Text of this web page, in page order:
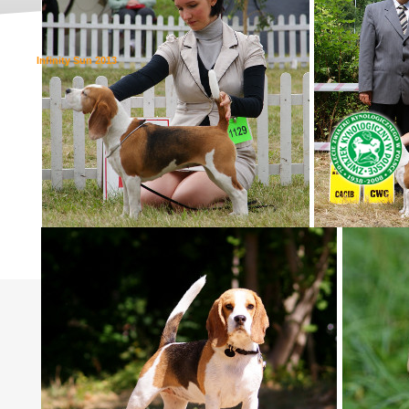
Infinity Sun 2013